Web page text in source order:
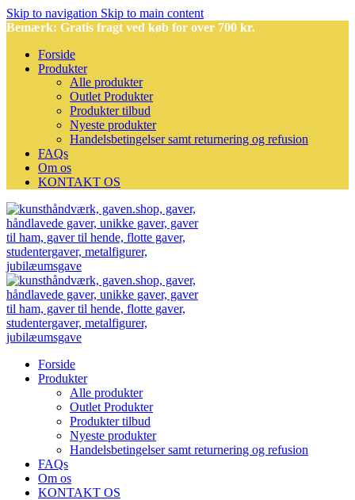
Skip to navigation Skip to main content
Bemærk: Gratis fragt ved køb for over 700 kr.
Forside
Produkter
Alle produkter
Outlet Produkter
Produkter tilbud
Nyeste produkter
Handelsbetingelser samt returnering og refusion
FAQs
Om os
KONTAKT OS
Forside
Produkter
Alle produkter
Outlet Produkter
Produkter tilbud
Nyeste produkter
Handelsbetingelser samt returnering og refusion
FAQs
Om os
KONTAKT OS